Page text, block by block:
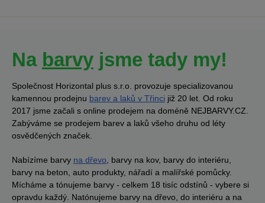
Na barvy jsme tady my!
Společnost Horizontal plus s.r.o. provozuje specializovanou
kamennou prodejnu barev a laků v Třinci již 20 let. Od roku
2017 jsme začali s online prodejem na doméně NEJBARVY.CZ.
Zabýváme se prodejem barev a laků všeho druhu od léty
osvědčených značek.
Nabízíme barvy na dřevo, barvy na kov, barvy do interiéru,
barvy na beton, auto produkty, nářadí a malířské pomůcky.
Mícháme a tónujeme barvy - celkem 18 tisíc odstínů - vybere si
opravdu každý. Natónujeme barvy na dřevo, do interiéru a na